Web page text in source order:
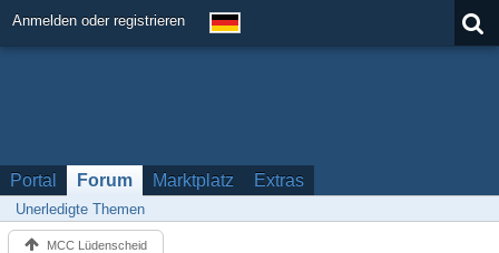
Anmelden oder registrieren
Portal Forum Marktplatz Extras
Unerledigte Themen
MCC Lüdenscheid